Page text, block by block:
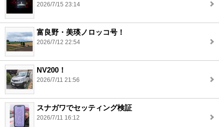
2026/7/15 23:14
富良野・美瑛ノロッコ号！
2026/7/12 22:54
NV200！
2026/7/11 21:56
スナガワでセッティング検証
2026/7/11 16:12